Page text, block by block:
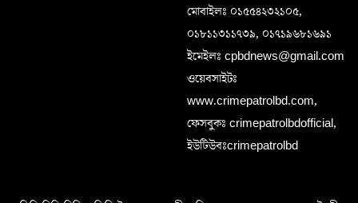
মোবাইলঃ ০১৫৫৪২৩২১০৫,
০১৮১১৩১১৭৩৯, ০১৭১৯৬৮১৬৯১
ইমেইলঃ cpbdnews@gmail.com
ওয়েবসাইটঃ
www.crimepatrolbd.com,
ফেসবুকঃ crimepatrolbdofficial,
ইউটিউবঃcrimepatrolbd